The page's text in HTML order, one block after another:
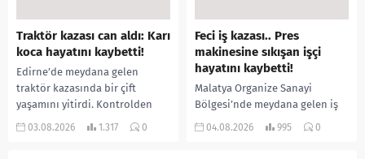
Traktör kazası can aldı: Karı
koca hayatını kaybetti!
Edirne’de meydana gelen
traktör kazasında bir çift
yaşamını yitirdi. Kontrolden
çıkarak devrilen traktörün
03.08.2026 1.317 0
Feci iş kazası.. Pres
makinesine sıkışan işçi
hayatını kaybetti!
Malatya Organize Sanayi
Bölgesi’nde meydana gelen iş
kazasında, pres makinesine
04.08.2026 995 0